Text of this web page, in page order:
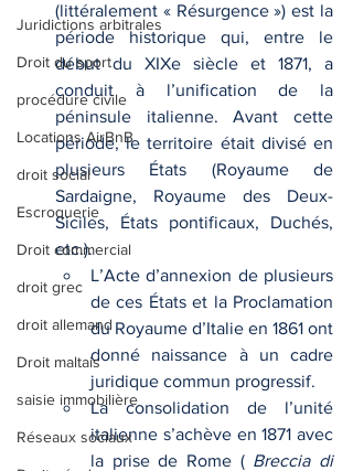
Juridictions arbitrales
Droit du sport
procédure civile
Locations AirBnB
droit social
Escroquerie
Droit commercial
droit grec
droit allemand
Droit maltais
saisie immobilière
Réseaux sociaux
(littéralement « Résurgence ») est la
période historique qui, entre le
début du XIXe siècle et 1871, a
conduit à l’unification de la
péninsule italienne. Avant cette
période, le territoire était divisé en
plusieurs États (Royaume de
Sardaigne, Royaume des Deux-
Siciles, États pontificaux, Duchés,
etc.).
L’Acte d’annexion de plusieurs
de ces États et la Proclamation
du Royaume d’Italie en 1861 ont
donné naissance à un cadre
juridique commun progressif.
La consolidation de l’unité
italienne s’achève en 1871 avec
la prise de Rome ( Breccia di